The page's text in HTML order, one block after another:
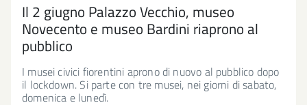
Il 2 giugno Palazzo Vecchio, museo
Novecento e museo Bardini riaprono al
pubblico
I musei civici fiorentini aprono di nuovo al pubblico dopo
il lockdown. Si parte con tre musei, nei giorni di sabato,
domenica e lunedì.